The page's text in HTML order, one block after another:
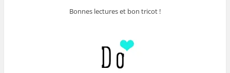
Bonnes lectures et bon tricot !